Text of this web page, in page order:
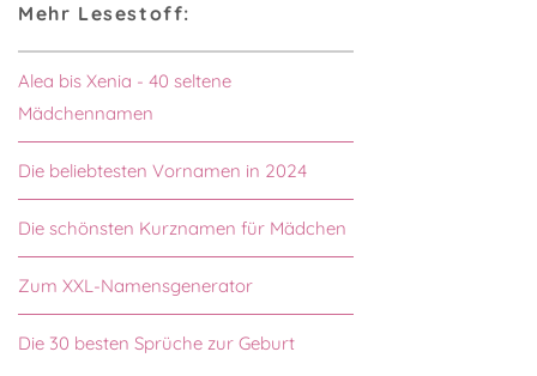
Mehr Lesestoff:
Alea bis Xenia - 40 seltene
Mädchennamen
Die beliebtesten Vornamen in 2024
Die schönsten Kurznamen für Mädchen
Zum XXL-Namensgenerator
Die 30 besten Sprüche zur Geburt